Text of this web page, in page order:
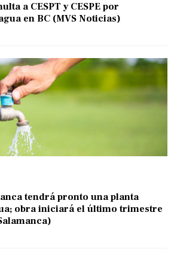
a CESPT y CESPE por
en BC (MVS Noticias)
tendrá pronto una planta
obra iniciará el último trimestre